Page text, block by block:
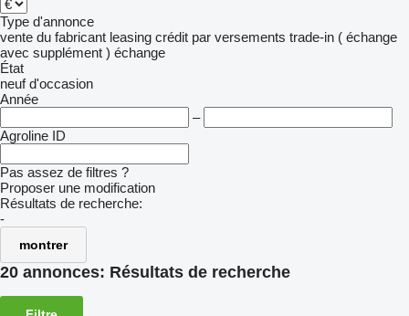
Type d'annonce
vente du fabricant leasing crédit par versements trade-in ( échange
avec supplément ) échange
État
neuf d'occasion
Année
–
Agroline ID
Pas assez de filtres ?
Proposer une modification
Résultats de recherche:
-
montrer
20 annonces: Résultats de recherche